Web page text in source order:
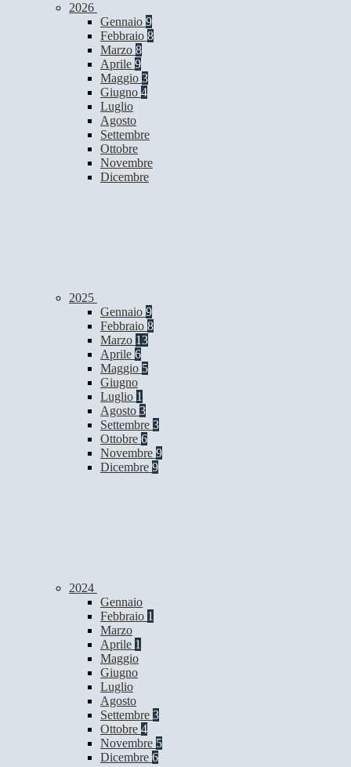
2026
Gennaio 9
Febbraio 8
Marzo 8
Aprile 9
Maggio 3
Giugno 4
Luglio
Agosto
Settembre
Ottobre
Novembre
Dicembre
2025
Gennaio 9
Febbraio 8
Marzo 13
Aprile 6
Maggio 5
Giugno
Luglio 1
Agosto 3
Settembre 3
Ottobre 6
Novembre 9
Dicembre 9
2024
Gennaio
Febbraio 1
Marzo
Aprile 1
Maggio
Giugno
Luglio
Agosto
Settembre 3
Ottobre 4
Novembre 5
Dicembre 6